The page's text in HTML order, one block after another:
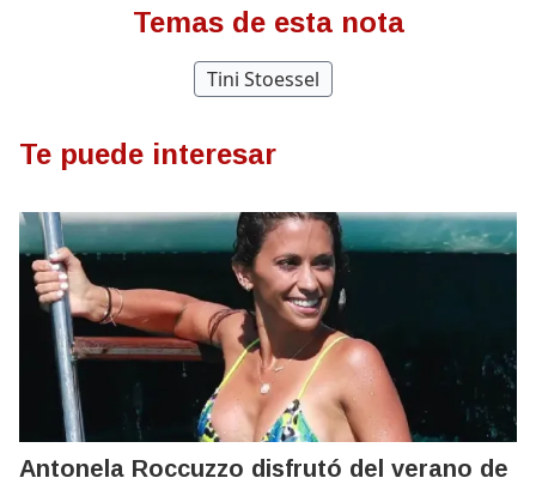
Temas de esta nota
Tini Stoessel
Te puede interesar
Antonela Roccuzzo disfrutó del verano de